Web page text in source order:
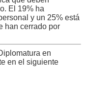
El 19% ha
y un 25% está
han cerrado por
en
en el siguiente